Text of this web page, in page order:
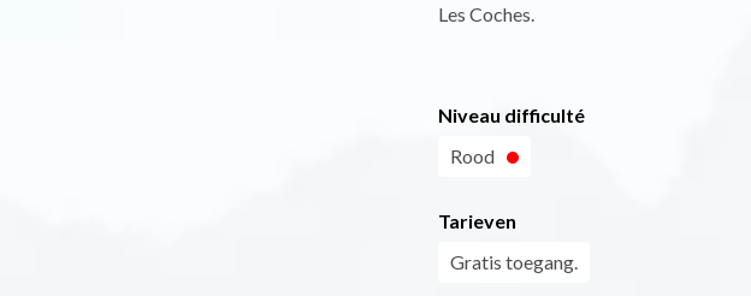
Les Coches.
Niveau difficulté
Rood
Tarieven
Gratis toegang.